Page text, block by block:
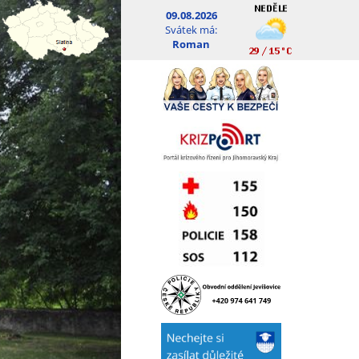
09.08.2026
Svátek má:
Roman